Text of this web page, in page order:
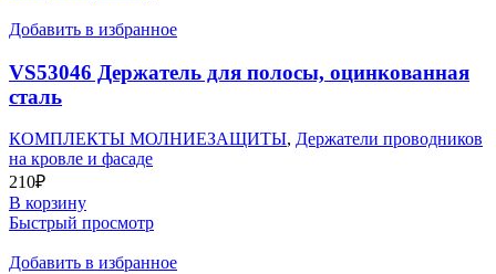
Добавить в избранное
VS53046 Держатель для полосы, оцинкованная
сталь
КОМПЛЕКТЫ МОЛНИЕЗАЩИТЫ, Держатели проводников
на кровле и фасаде
210₽
В корзину
Быстрый просмотр
Добавить в избранное